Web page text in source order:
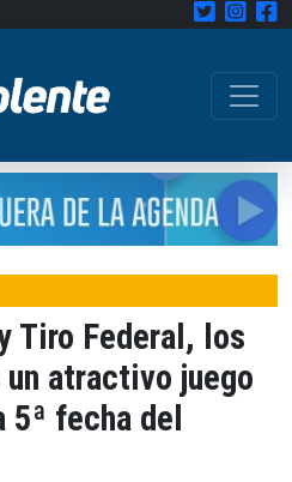
Tiro Federal, los
atractivo juego
fecha del